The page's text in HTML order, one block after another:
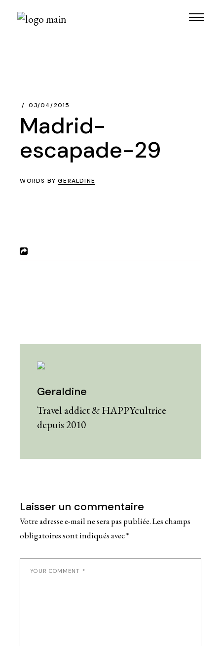
03/04/2015
Madrid-
escapade-29
WORDS BYGERALDINE
Geraldine
Travel addict & HAPPYcultrice
depuis 2010
Laisser un commentaire
Votre adresse e-mail ne sera pas publiée.Les champs
obligatoires sont indiqués avec*